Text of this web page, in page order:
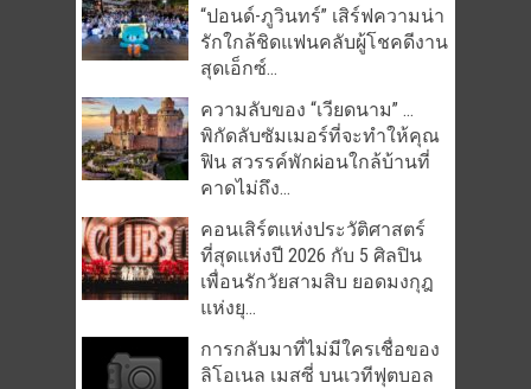
“ปอนด์-ภูวินทร์” เสิร์ฟความน่า
รักใกล้ชิดแฟนคลับผู้โชคดีงาน
สุดเอ็กซ์...
ความลับของ “เวียดนาม” …
พิกัดลับซัมเมอร์ที่จะทำให้คุณ
ฟิน สวรรค์พักผ่อนใกล้บ้านที่
คาดไม่ถึง...
คอนเสิร์ตแห่งประวัติศาสตร์
ที่สุดแห่งปี 2026 กับ 5 ศิลปิน
เพื่อนรักวัยสามสิบ ยอดมงกุฎ
แห่งยุ...
การกลับมาที่ไม่มีใครเชื่อของ
ลิโอเนล เมสซี่ บนเวทีฟุตบอล